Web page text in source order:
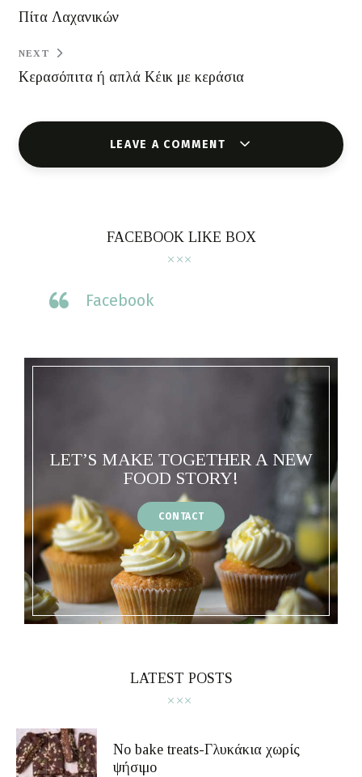
Πίτα Λαχανικών
NEXT
Κερασόπιτα ή απλά Κέικ με κεράσια
LEAVE A COMMENT
FACEBOOK LIKE BOX
Facebook
LET’S MAKE TOGETHER A NEW
FOOD STORY!
CONTACT
LATEST POSTS
No bake treats-Γλυκάκια χωρίς
ψήσιμο